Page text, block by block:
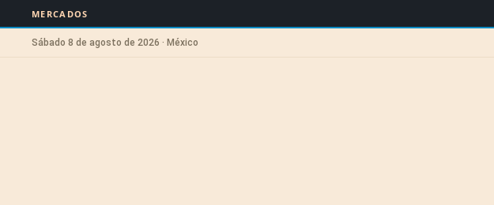
MERCADOS
Sábado 8 de agosto de 2026 · México